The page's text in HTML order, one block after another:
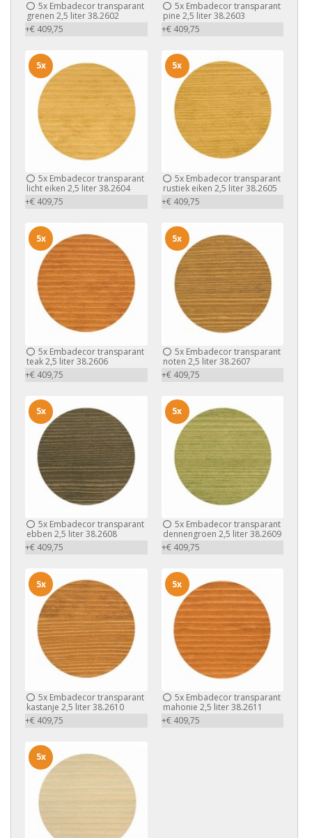
5x Embadecor transparant
grenen 2,5 liter 38.2602
+€ 409,75
5xEmbadecor transparant
pine 2,5 liter 38.2603
+€ 409,75
5x Embadecor transparant
licht eiken 2,5 liter 38.2604
+€ 409,75
5x
5xEmbadecor transparant
rustiek eiken 2,5 liter 38.2605
+€ 409,75
5x
5x Embadecor transparant
teak 2,5 liter 38.2606
+€ 409,75
5x
5xEmbadecor transparant
noten 2,5 liter 38.2607
+€ 409,75
5x
5x Embadecor transparant
ebben 2,5 liter 38.2608
+€ 409,75
5x
5xEmbadecor transparant
dennengroen 2,5 liter 38.2609
+€ 409,75
5x
5x Embadecor transparant
kastanje 2,5 liter 38.2610
+€ 409,75
5x
5xEmbadecor transparant
mahonie 2,5 liter 38.2611
+€ 409,75
5x
5x